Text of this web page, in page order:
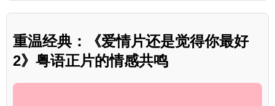
重温经典：《爱情片还是觉得你最好
2》粤语正片的情感共鸣